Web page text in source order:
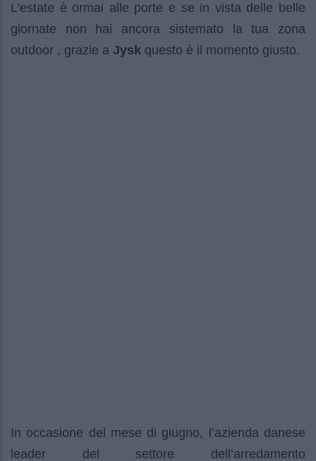
L’estate è ormai alle porte e se in vista delle belle
giornate non hai ancora sistemato la tua zona
outdoor , grazie a Jysk questo è il momento giusto.
In occasione del mese di giugno, l’azienda danese
leader del settore dell’arredamento